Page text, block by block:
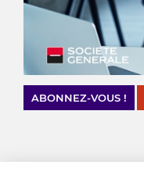
ABONNEZ-VOUS !